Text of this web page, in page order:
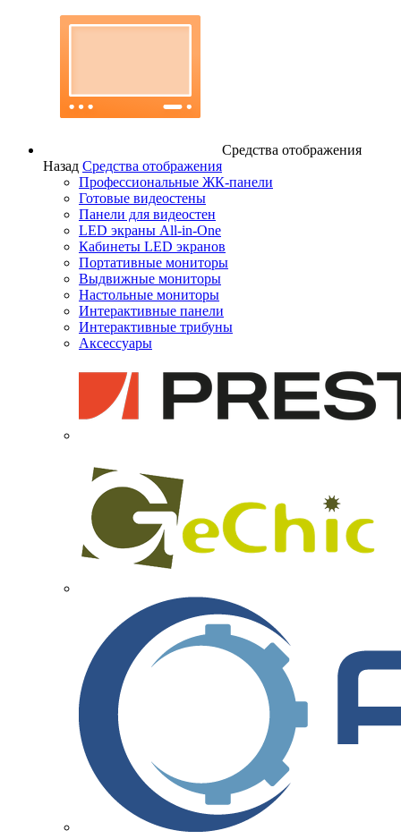
Средства отображения
Назад Средства отображения
Профессиональные ЖК-панели
Готовые видеостены
Панели для видеостен
LED экраны All-in-One
Кабинеты LED экранов
Портативные мониторы
Выдвижные мониторы
Настольные мониторы
Интерактивные панели
Интерактивные трибуны
Аксессуары